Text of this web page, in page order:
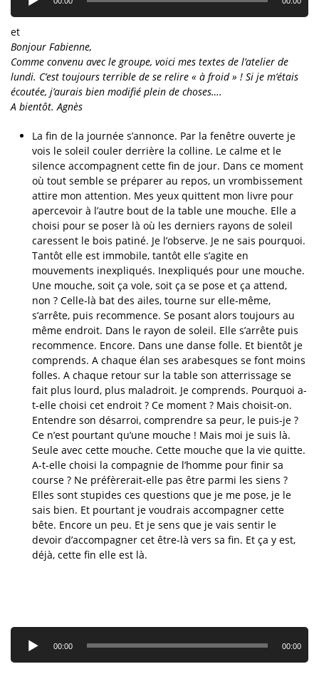
et
Bonjour Fabienne,
Comme convenu avec le groupe, voici mes textes de l’atelier de
lundi. C’est toujours terrible de se relire « à froid » ! Si je m’étais
écoutée, j’aurais bien modifié plein de choses….
A bientôt. Agnès
La fin de la journée s’annonce. Par la fenêtre ouverte je
vois le soleil couler derrière la colline. Le calme et le
silence accompagnent cette fin de jour. Dans ce moment
où tout semble se préparer au repos, un vrombissement
attire mon attention. Mes yeux quittent mon livre pour
apercevoir à l’autre bout de la table une mouche. Elle a
choisi pour se poser là où les derniers rayons de soleil
caressent le bois patiné. Je l’observe. Je ne sais pourquoi.
Tantôt elle est immobile, tantôt elle s’agite en
mouvements inexpliqués. Inexpliqués pour une mouche.
Une mouche, soit ça vole, soit ça se pose et ça attend,
non ? Celle-là bat des ailes, tourne sur elle-même,
s’arrête, puis recommence. Se posant alors toujours au
même endroit. Dans le rayon de soleil. Elle s’arrête puis
recommence. Encore. Dans une danse folle. Et bientôt je
comprends. A chaque élan ses arabesques se font moins
folles. A chaque retour sur la table son atterrissage se
fait plus lourd, plus maladroit. Je comprends. Pourquoi a-
t-elle choisi cet endroit ? Ce moment ? Mais choisit-on.
Entendre son désarroi, comprendre sa peur, le puis-je ?
Ce n’est pourtant qu’une mouche ! Mais moi je suis là.
Seule avec cette mouche. Cette mouche que la vie quitte.
A-t-elle choisi la compagnie de l’homme pour finir sa
course ? Ne préfèrerait-elle pas être parmi les siens ?
Elles sont stupides ces questions que je me pose, je le
sais bien. Et pourtant je voudrais accompagner cette
bête. Encore un peu. Et je sens que je vais sentir le
devoir d’accompagner cet être-là vers sa fin. Et ça y est,
déjà, cette fin elle est là.
Lecteur
audio
00:00 00:00